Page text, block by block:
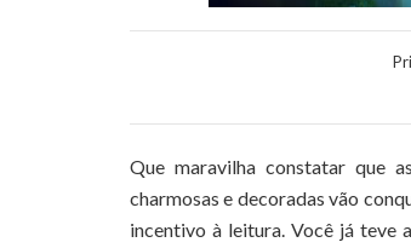
Que maravilha constatar que as
charmosas e decoradas vão
incentivo à leitura. Você já teve